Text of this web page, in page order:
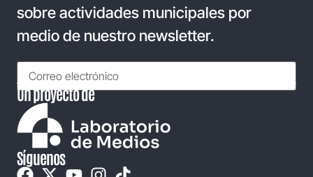
sobre actividades municipales por
medio de nuestro newsletter.
Un proyecto de
Síguenos